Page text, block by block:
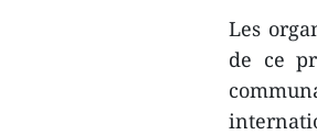
Les
de ce